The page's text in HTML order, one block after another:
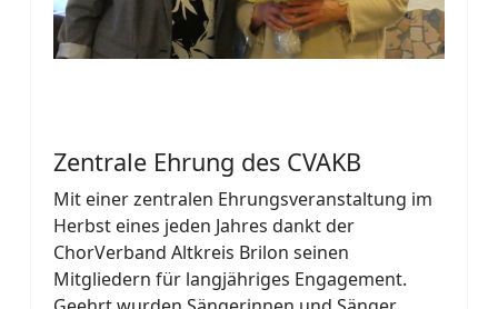
Zentrale Ehrung des CVAKB
Mit einer zentralen Ehrungsveranstaltung im
Herbst eines jeden Jahres dankt der
ChorVerband Altkreis Brilon seinen
Mitgliedern für langjähriges Engagement.